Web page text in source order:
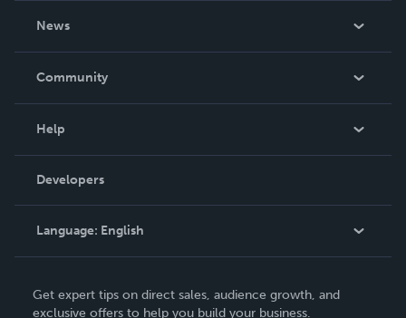
News
In The News
Community
Podcast
Help
Order Lookup
Knowledge Base
Contact Support
Developers
Language: English
Deutsch
Get expert tips on direct sales, audience growth, and
exclusive offers to help you build your business.